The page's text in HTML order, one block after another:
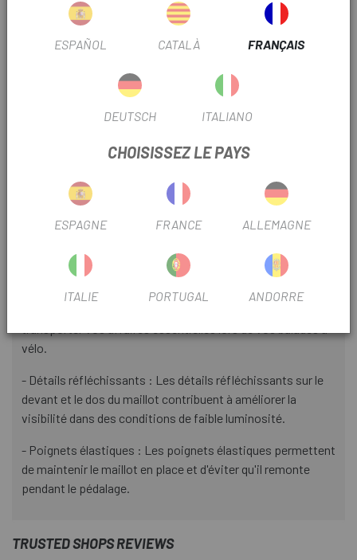
tissu thermique de haute qualité qui retient la chaleur
corporelle et vous garde au sec pendant l'activité physique.
- Tissu thermique : Le tissu utilisé dans le maillot est
spécialement conçu pour apporter chaleur et isolation
maillot est également respirant, aidant à garder votre peau
sèche et confortable pendant l'exercice.
l'aérodynamisme et l'empêche de bouger ou de se froisser
pendant que vous pédalez.
vélo.
- Détails réfléchissants : Les détails réfléchissants sur le
devant et le dos du maillot contribuent à améliorer la
visibilité dans des conditions de faible luminosité.
- Poignets élastiques : Les poignets élastiques permettent
de maintenir le maillot en place et d'éviter qu'il remonte
pendant le pédalage.
TRUSTED SHOPS REVIEWS
ESPAÑOL CATALÀ FRANÇAIS
DEUTSCH ITALIANO
CHOISISSEZ LE PAYS
ESPAGNE FRANCE ALLEMAGNE
ITALIE PORTUGAL ANDORRE